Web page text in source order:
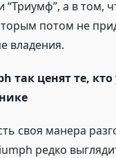
“Триумф”, а в том,
потом не
владения.
так ценят те,
своя манера
редко